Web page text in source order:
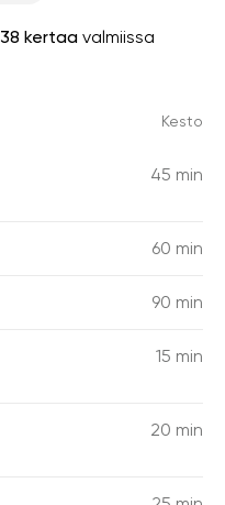
38 kertaa valmiissa
Kesto
45 min
60 min
90 min
15 min
20 min